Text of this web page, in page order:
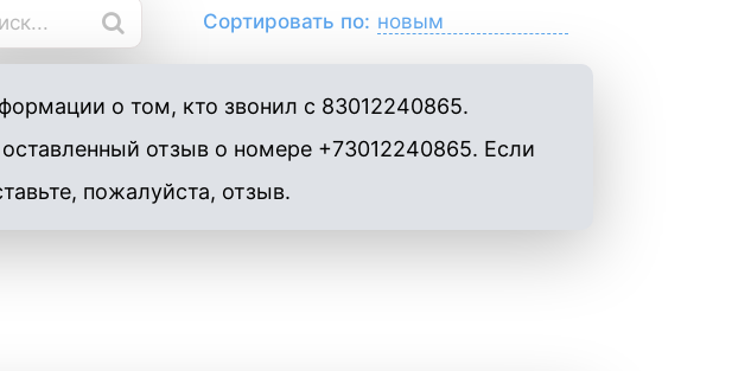
Сортировать по:
о том, кто звонил с 83012240865.
отзыв о номере +73012240865. Если
пожалуйста, отзыв.